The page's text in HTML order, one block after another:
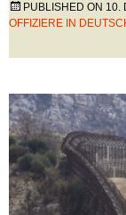
PUBLISHED ON 10.
OFFIZIERE IN